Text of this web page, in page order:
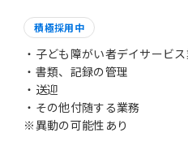
積極採用中
・子ども障がい者デイサービ
・書類、記録の管理
・送迎
・その他付随する業務
※異動の可能性あり